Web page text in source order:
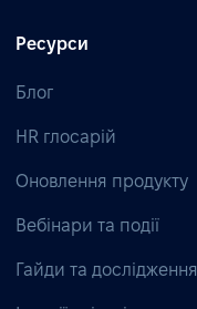
Ресурси
Блог
HR глосарій
Оновлення продукту
Вебінари та події
Гайди та дослідження